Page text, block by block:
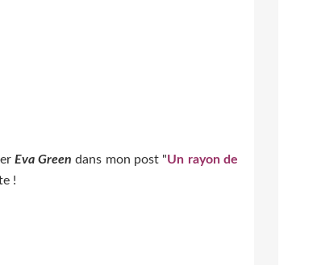
Eva Green dans mon post "Un rayon de
!